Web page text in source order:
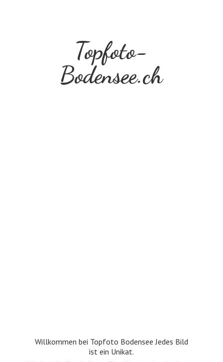
Topfoto-
Bodensee.ch
Willkommen bei Topfoto Bodensee Jedes Bild
ist ein Unikat.